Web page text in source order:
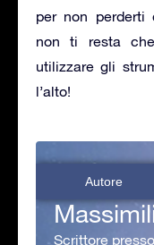
per non perderti
non ti resta
utilizzare gli
l’alto!
Autore
Scrittore